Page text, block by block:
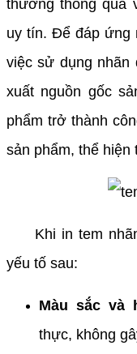
thường thông qua
uy tín. Để đáp ứng
việc sử dụng nhãn
xuất nguồn gốc
phẩm trở thành
sản phẩm, thể hiện
Khi in tem nhãn
yếu tố sau:
Màu sắc và
thực, không